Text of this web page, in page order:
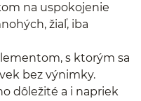
na uspokojenie
žiaľ, iba
s ktorým sa
bez výnimky.
dôležité a i napriek